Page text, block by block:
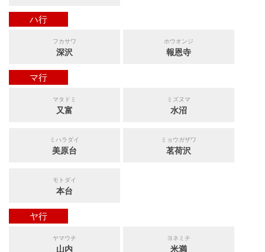
ハ行
フカサワ
深沢
ホウオンジ
報恩寺
マ行
マタドミ
又富
ミズヌマ
水沼
ミハラダイ
美原台
ミョウガザワ
茗荷沢
モトダイ
本台
ヤ行
ヤマウチ
山内
ヨネミチ
米満